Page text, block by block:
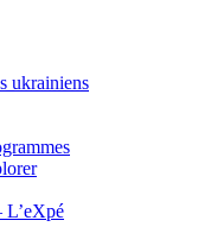
ukrainiens
L’eXpé